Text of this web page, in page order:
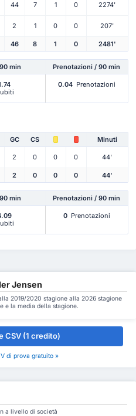
44 7 1 0 2274'
2 1 0 0 207'
46 8 1 0 2481'
min Prenotazioni / 90 min
0.04 Prenotazioni
GC CS Minuti
2 0 0 0 44'
2 0 0 0 44'
min Prenotazioni / 90 min
0 Prenotazioni
Jensen
2019/2020 stagione alla 2026 stagione
e la media della stagione.
CSV (1 credito)
di prova gratuito »
a livello di società